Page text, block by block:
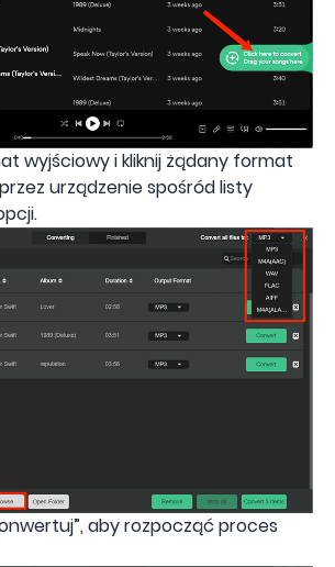
wyjściowy i kliknij żądany format
urządzenie spośród listy
aby rozpocząć proces